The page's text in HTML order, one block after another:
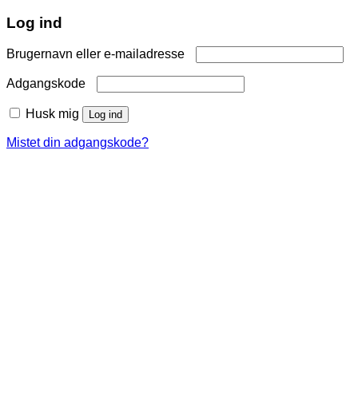
Log ind
Brugernavn eller e-mailadresse
Adgangskode
Husk mig Log ind
Mistet din adgangskode?